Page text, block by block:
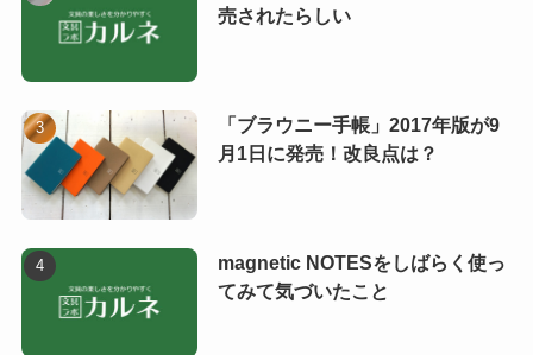
売されたらしい
「ブラウニー手帳」2017年版が9
月1日に発売！改良点は？
magnetic NOTESをしばらく使っ
てみて気づいたこと